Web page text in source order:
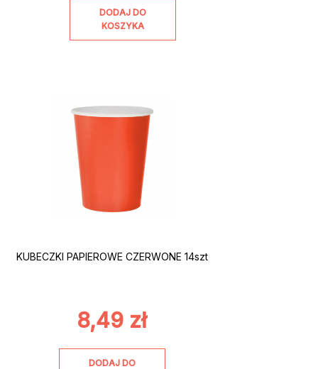
DODAJ DO
KOSZYKA
KUBECZKI PAPIEROWE CZERWONE 14szt
8,49 zł
DODAJ DO